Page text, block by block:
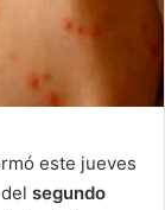
este jueves
segundo